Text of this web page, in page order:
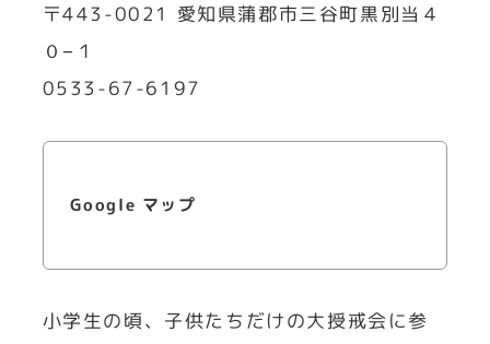
〒443-0021 愛知県蒲郡市三谷町黒別当４
０−１
0533-67-6197
Google マップ
小学生の頃、子供たちだけの大授戒会に参